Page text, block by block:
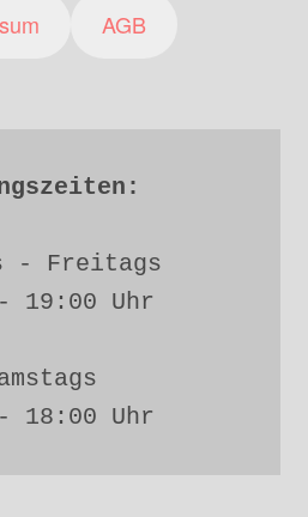
AGB
- Freitags
19:00 Uhr
18:00 Uhr